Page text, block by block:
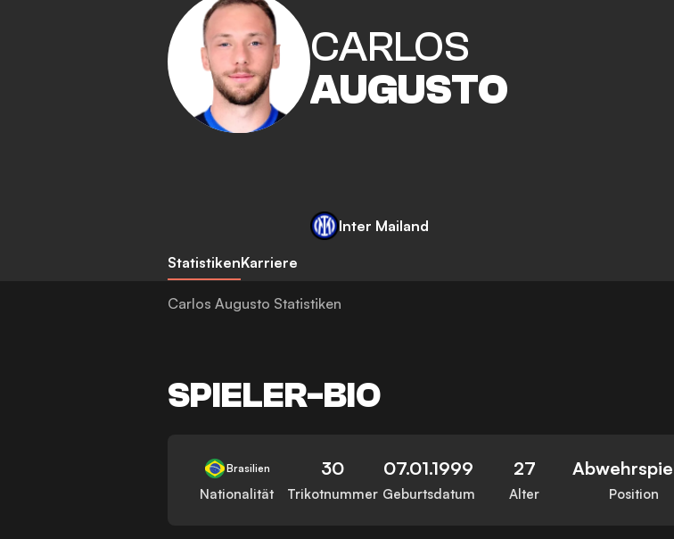
CARLOS
AUGUSTO
Inter Mailand
StatistikenKarriere
Carlos Augusto Statistiken
SPIELER-BIO
Brasilien
Nationalität
30
Trikotnummer
07.01.1999
Geburtsdatum
27
Alter Position